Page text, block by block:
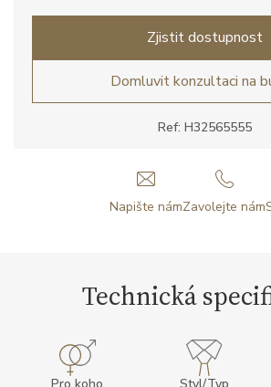
Ref: H32565555
Zjistit dostupnost
Domluvit konzultaci na
Napište námZavolejte nám
Technická
Pro koho
Styl/Typ